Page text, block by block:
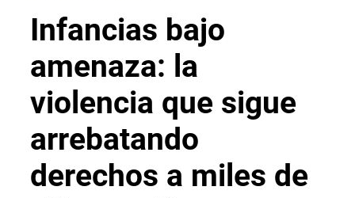
Infancias bajo
amenaza: la
violencia que sigue
arrebatando
derechos a miles de